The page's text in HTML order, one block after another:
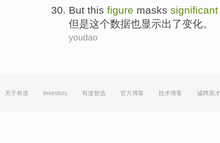
But this figure masks significant
但是这个数据也显示出了变化。
youdao
关于有道 Investors 有道智选 官方博客 技术博客 诚聘英才